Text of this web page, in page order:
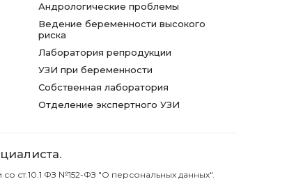
Андрологические проблемы
Ведение беременности высокого
риска
Лаборатория репродукции
УЗИ при беременности
Собственная лаборатория
Отделение экспертного УЗИ
ст.10.1 ФЗ №152-ФЗ "О персональных данных".